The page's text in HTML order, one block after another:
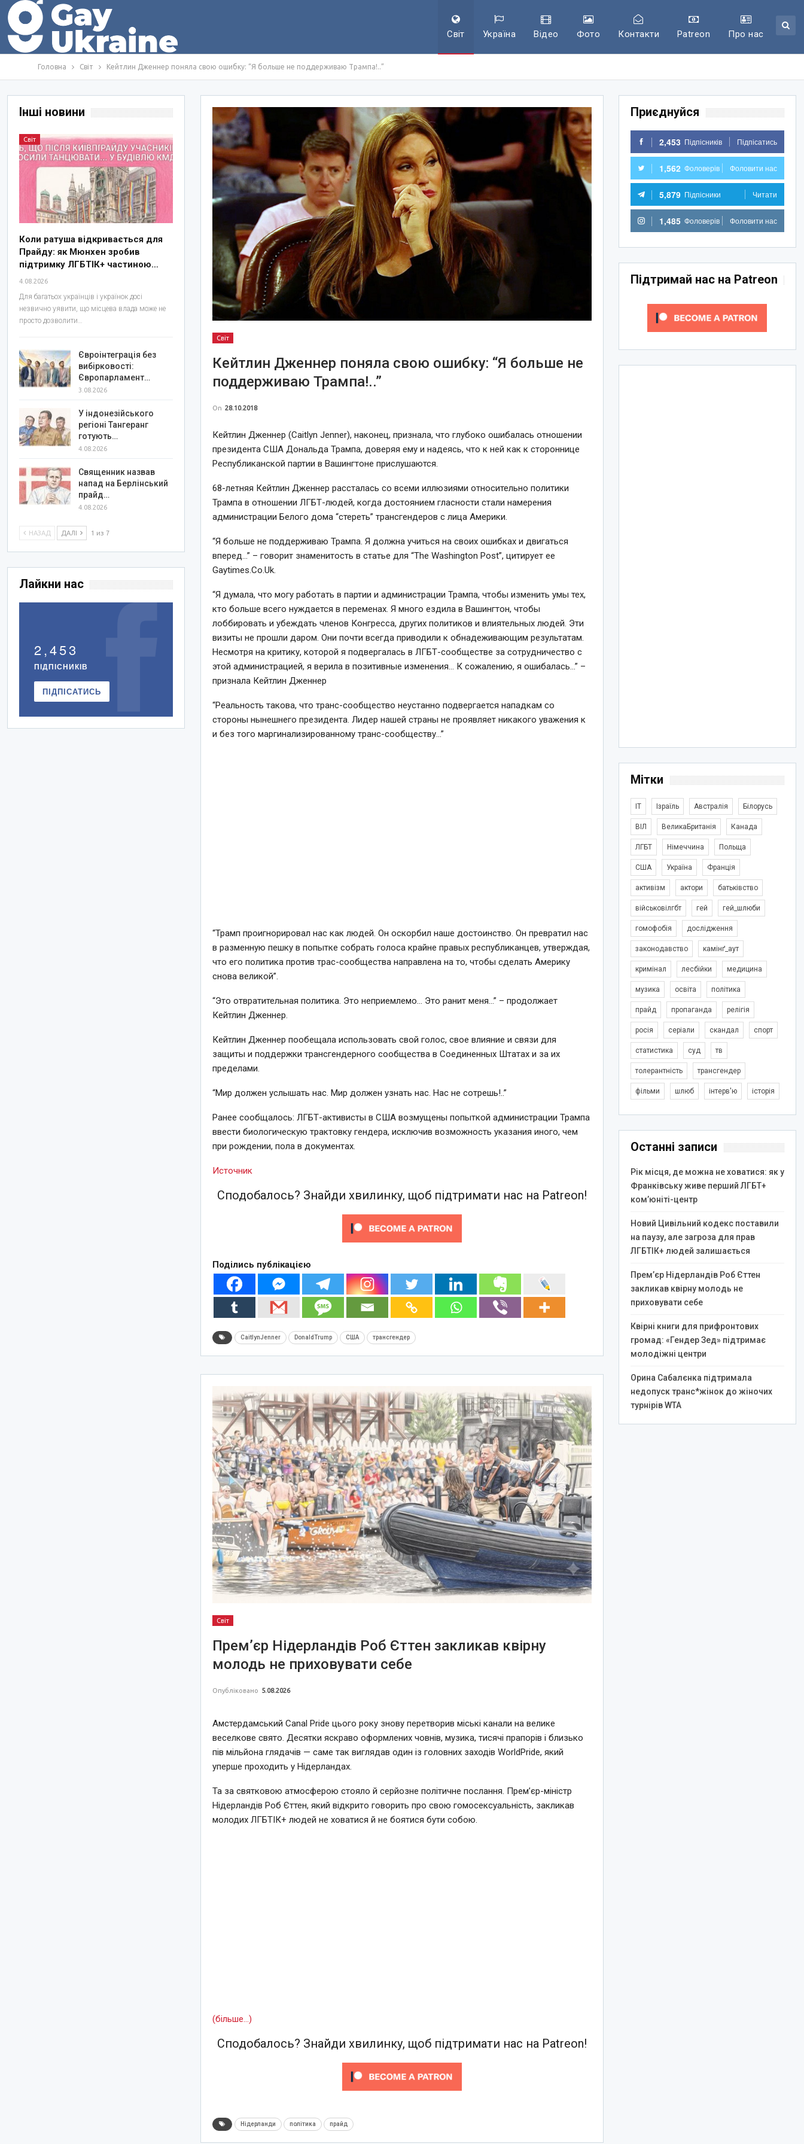
Світ Україна Відео Фото Контакти Patreon Про нас
Головна Світ Кейтлин Дженнер поняла свою ошибку: “Я больше не поддерживаю Трампа!..”
Світ
Кейтлин Дженнер поняла свою ошибку: “Я больше не
поддерживаю Трампа!..”
On 28.10.2018
Кейтлин Дженнер (Caitlyn Jenner), наконец, признала, что глубоко ошибалась отношении
президента США Дональда Трампа, доверяя ему и надеясь, что к ней как к стороннице
Республиканской партии в Вашингтоне прислушаются.
68-летняя Кейтлин Дженнер рассталась со всеми иллюзиями относительно политики
Трампа в отношении ЛГБТ-людей, когда достоянием гласности стали намерения
администрации Белого дома “стереть” трансгендеров с лица Америки.
“Я больше не поддерживаю Трампа. Я должна учиться на своих ошибках и двигаться
вперед…” – говорит знаменитость в статье для “The Washington Post”, цитирует ее
Gaytimes.Co.Uk.
“Я думала, что могу работать в партии и администрации Трампа, чтобы изменить умы тех,
кто больше всего нуждается в переменах. Я много ездила в Вашингтон, чтобы
лоббировать и убеждать членов Конгресса, других политиков и влиятельных людей. Эти
визиты не прошли даром. Они почти всегда приводили к обнадеживающим результатам.
Несмотря на критику, которой я подвергалась в ЛГБТ-сообществе за сотрудничество с
этой администрацией, я верила в позитивные изменения… К сожалению, я ошибалась…” –
признала Кейтлин Дженнер
“Реальность такова, что транс-сообщество неустанно подвергается нападкам со
стороны нынешнего президента. Лидер нашей страны не проявляет никакого уважения к
и без того маргинализированному транс-сообществу…”
“Трамп проигнорировал нас как людей. Он оскорбил наше достоинство. Он превратил нас
в разменную пешку в попытке собрать голоса крайне правых республиканцев, утверждая,
что его политика против трас-сообщества направлена на то, чтобы сделать Америку
снова великой”.
“Это отвратительная политика. Это неприемлемо… Это ранит меня…” – продолжает
Кейтлин Дженнер.
Кейтлин Дженнер пообещала использовать свой голос, свое влияние и связи для
защиты и поддержки трансгендерного сообщества в Соединенных Штатах и за их
пределами.
“Мир должен услышать нас. Мир должен узнать нас. Нас не сотрешь!..”
Ранее сообщалось: ЛГБТ-активисты в США возмущены попыткой администрации Трампа
ввести биологическую трактовку гендера, исключив возможность указания иного, чем
при рождении, пола в документах.
Источник
Сподобалось? Знайди хвилинку, щоб підтримати нас на Patreon!
Поділись публікацією
CaitlynJenner DonaldTrump США трансгендер
Світ
Прем’єр Нідерландів Роб Єттен закликав квірну
молодь не приховувати себе
Опубліковано 5.08.2026
Амстердамський Canal Pride цього року знову перетворив міські канали на велике
веселкове свято. Десятки яскраво оформлених човнів, музика, тисячі прапорів і близько
пів мільйона глядачів — саме так виглядав один із головних заходів WorldPride, який
уперше проходить у Нідерландах.
Та за святковою атмосферою стояло й серйозне політичне послання. Прем’єр-міністр
Нідерландів Роб Єттен, який відкрито говорить про свою гомосексуальність, закликав
молодих ЛГБТІК+ людей не ховатися й не боятися бути собою.
(більше…)
Сподобалось? Знайди хвилинку, щоб підтримати нас на Patreon!
Нідерланди політика прайд
Приєднуйся
2,453 Підпісників Підпісатись
1,562 Фоловерів Фоловити нас
5,879 Підпісники Читати
1,485 Фоловерів Фоловити нас
Підтримай нас на Patreon
Мітки
IT Ізраїль Австралія Білорусь
ВІЛ ВеликаБританія Канада
ЛГБТ Німеччина Польща
США Україна Франція
активізм актори батьківство
військовілгбт гей гей_шлюби
гомофобія дослідження
законодавство камінґ_аут
кримінал лесбійки медицина
музика освіта політика
прайд пропаганда релігія
росія серіали скандал спорт
статистика суд тв
толерантність трансгендер
фільми шлюб інтерв'ю історія
Останні записи
Рік місця, де можна не ховатися: як у
Франківську живе перший ЛГБТ+
ком’юніті-центр
Новий Цивільний кодекс поставили
на паузу, але загроза для прав
ЛГБТІК+ людей залишається
Прем’єр Нідерландів Роб Єттен
закликав квірну молодь не
приховувати себе
Квірні книги для прифронтових
громад: «Гендер Зед» підтримає
молодіжні центри
Орина Сабалєнка підтримала
недопуск транс*жінок до жіночих
турнірів WTA
Інші новини
Світ
Коли ратуша відкривається для
Прайду: як Мюнхен зробив
підтримку ЛГБТІК+ частиною…
4.08.2026
Для багатьох українців і українок досі
незвично уявити, що місцева влада може не
просто дозволити…
Євроінтеграція без
вибірковості:
Європарламент…
3.08.2026
У індонезійського
регіоні Тангеранг
готують…
4.08.2026
Священник назвав
напад на Берлінський
прайд…
4.08.2026
НАЗАД ДАЛІ 1 из 7
Лайкни нас
2,453
ПІДПІСНИКІВ
ПІДПІСАТИСЬ